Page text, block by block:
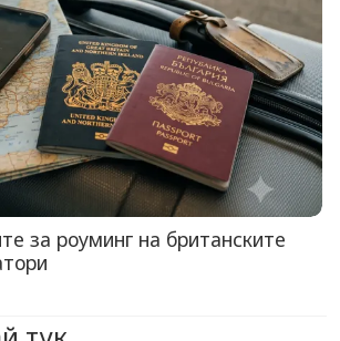
за роуминг на британските